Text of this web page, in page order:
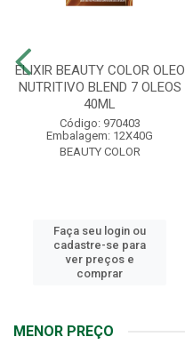
ELIXIR BEAUTY COLOR OLEO
NUTRITIVO BLEND 7 OLEOS
40ML
Código: 970403
Embalagem: 12X40G
BEAUTY COLOR
Faça seu login ou
cadastre-se para
ver preços e
comprar
MENOR PREÇO